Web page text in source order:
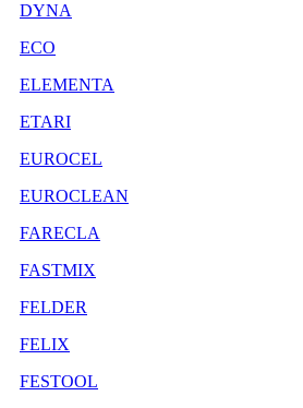
DYNA
ECO
ELEMENTA
ETARI
EUROCEL
EUROCLEAN
FARECLA
FASTMIX
FELDER
FELIX
FESTOOL